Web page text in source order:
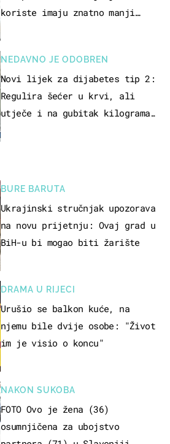
BURE BARUTA
Ukrajinski stručnjak upozorava
na novu prijetnju: Ovaj grad u
BiH-u bi mogao biti žarište
DRAMA U RIJECI
Urušio se balkon kuće, na
njemu bile dvije osobe: "Život
im je visio o koncu"
NAKON SUKOBA
FOTO Ovo je žena (36)
osumnjičena za ubojstvo
koriste imaju znatno manji
NEDAVNO JE ODOBREN
Novi lijek za dijabetes tip 2:
Regulira šećer u krvi, ali
utječe i na gubitak kilograma!